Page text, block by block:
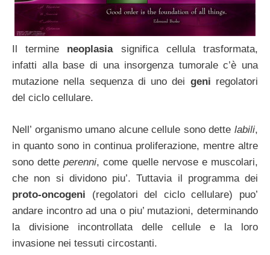
Il termine neoplasiasignifica cellula trasformata,
infatti alla base di una insorgenza tumorale c’è una
mutazione nella sequenza di uno dei geni regolatori
del ciclo cellulare.
Nell’ organismo umano alcune cellule sono dette labili,
in quanto sono in continua proliferazione, mentre altre
sono detteperenni, come quelle nervose e muscolari,
che non si dividono piu’. Tuttavia il programma dei
proto-oncogeni (regolatori del ciclo cellulare) puo’
andare incontro ad una o piu’ mutazioni, determinando
la divisione incontrollata delle cellule e la loro
invasione nei tessuti circostanti.